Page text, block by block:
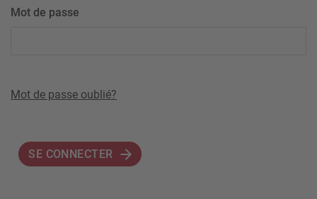
Mot de passe
Mot de passe oublié?
SE CONNECTER